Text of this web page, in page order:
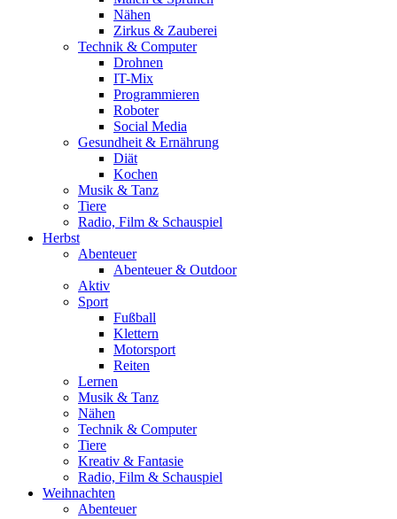
Nähen
Zirkus & Zauberei
Technik & Computer
Drohnen
IT-Mix
Programmieren
Roboter
Social Media
Gesundheit & Ernährung
Diät
Kochen
Musik & Tanz
Tiere
Radio, Film & Schauspiel
Herbst
Abenteuer
Abenteuer & Outdoor
Aktiv
Sport
Fußball
Klettern
Motorsport
Reiten
Lernen
Musik & Tanz
Nähen
Technik & Computer
Tiere
Kreativ & Fantasie
Radio, Film & Schauspiel
Weihnachten
Abenteuer